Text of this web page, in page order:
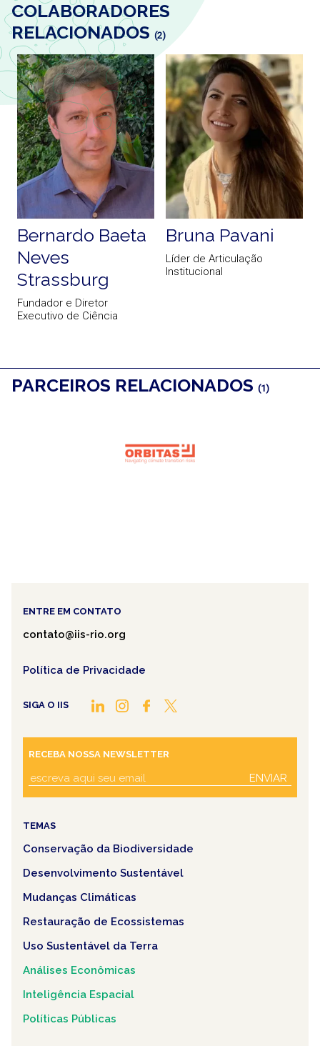
COLABORADORES
RELACIONADOS (2)
Bernardo Baeta
Neves
Strassburg
Fundador e Diretor
Executivo de Ciência
Bruna Pavani
Líder de Articulação
Institucional
PARCEIROS RELACIONADOS (1)
ENTRE EM CONTATO
contato@iis-rio.org
Política de Privacidade
SIGA O IIS
RECEBA NOSSA NEWSLETTER
ENVIAR
TEMAS
Conservação da Biodiversidade
Desenvolvimento Sustentável
Mudanças Climáticas
Restauração de Ecossistemas
Uso Sustentável da Terra
Análises Econômicas
Inteligência Espacial
Políticas Públicas